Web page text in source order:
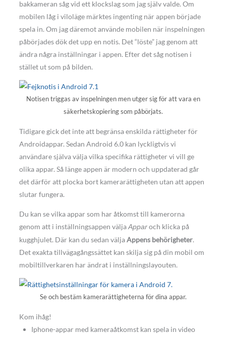
bakkameran såg vid ett klockslag som jag själv valde. Om
mobilen låg i viloläge märktes ingenting när appen började
spela in. Om jag däremot använde mobilen när inspelningen
påbörjades dök det upp en notis. Det “löste” jag genom att
ändra några inställningar i appen. Efter det såg notisen i
stället ut som på bilden.
Notisen triggas av inspelningen men utger sig för att vara en
säkerhetskopiering som påbörjats.
Tidigare gick det inte att begränsa enskilda rättigheter för
Androidappar. Sedan Android 6.0 kan lyckligtvis vi
användare själva välja vilka specifika rättigheter vi vill ge
olika appar. Så länge appen är modern och uppdaterad går
det därför att plocka bort kamerarättigheten utan att appen
slutar fungera.
Du kan se vilka appar som har åtkomst till kamerorna
genom att i inställningsappen väljaApparoch klicka på
kugghjulet. Där kan du sedan väljaAppens behörigheter.
Det exakta tillvägagångssättet kan skilja sig på din mobil om
mobiltillverkaren har ändrat i inställningslayouten.
Se och bestäm kamerarättigheterna för dina appar.
Kom ihåg!
Iphone-appar med kameraåtkomst kan spela in video